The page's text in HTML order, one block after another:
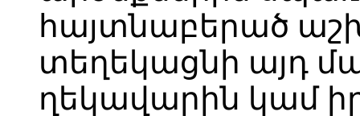
հայտնաբերած
տեղեկացնի այդ
ղեկավարին կամ